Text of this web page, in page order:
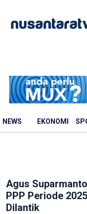
NEWS EKONOMI
Agus
PPP Periode
Dilantik